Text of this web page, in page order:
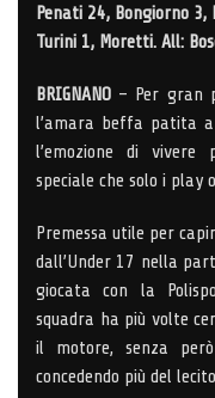
Penati 24, Bongiorno
Turini 1, Moretti. All:
BRIGNANO – Per gran
l’amara beffa patita
l’emozione di
speciale che solo i play
Premessa utile per
dall’Under 17 nella
giocata con la
squadra ha più volte
il motore, senza
concedendo più del